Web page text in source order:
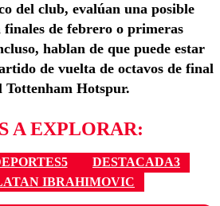
del club, evalúan una posible
de febrero o primeras
hablan de que puede estar
de vuelta de octavos de final
Tottenham Hotspur.
A EXPLORAR:
DESTACADA3
IBRAHIMOVIC